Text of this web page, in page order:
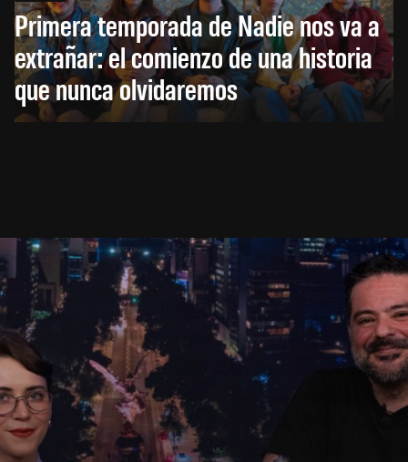
Primera temporada de Nadie nos va a
extrañar: el comienzo de una historia
que nunca olvidaremos